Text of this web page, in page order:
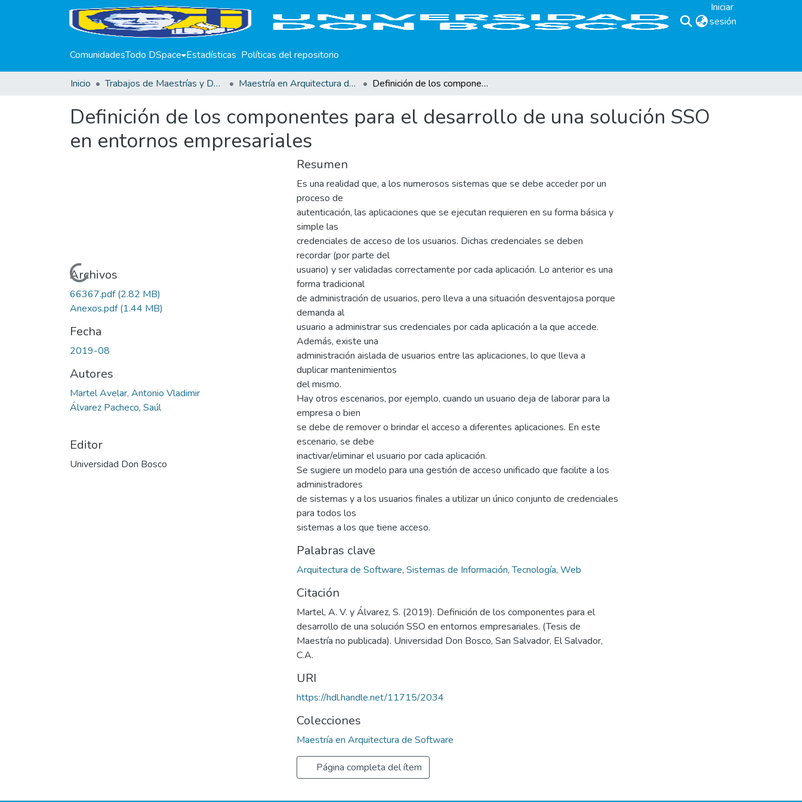
Iniciar
sesión
ComunidadesTodo DSpace Estadísticas Políticas del repositorio
Inicio Trabajos de Maestrías y Doctorados Maestría en Arquitectura de Software Definición de los componentes para el desarrollo de una solución SSO en entornos empresariales
Definición de los componentes para el desarrollo de una solución SSO
en entornos empresariales
Cargando...
Archivos
66367.pdf(2.82 MB)
Anexos.pdf(1.44 MB)
Fecha
2019-08
Autores
Martel Avelar, Antonio Vladimir
Álvarez Pacheco, Saúl
Editor
Universidad Don Bosco
Resumen
Es una realidad que, a los numerosos sistemas que se debe acceder por un
proceso de
autenticación, las aplicaciones que se ejecutan requieren en su forma básica y
simple las
credenciales de acceso de los usuarios. Dichas credenciales se deben
recordar (por parte del
usuario) y ser validadas correctamente por cada aplicación. Lo anterior es una
forma tradicional
de administración de usuarios, pero lleva a una situación desventajosa porque
demanda al
usuario a administrar sus credenciales por cada aplicación a la que accede.
Además, existe una
administración aislada de usuarios entre las aplicaciones, lo que lleva a
duplicar mantenimientos
del mismo.
Hay otros escenarios, por ejemplo, cuando un usuario deja de laborar para la
empresa o bien
se debe de remover o brindar el acceso a diferentes aplicaciones. En este
escenario, se debe
inactivar/eliminar el usuario por cada aplicación.
Se sugiere un modelo para una gestión de acceso unificado que facilite a los
administradores
de sistemas y a los usuarios finales a utilizar un único conjunto de credenciales
para todos los
sistemas a los que tiene acceso.
Palabras clave
Arquitectura de Software, Sistemas de Información,Tecnología, Web
Citación
Martel, A. V. y Álvarez, S. (2019). Definición de los componentes para el
desarrollo de una solución SSO en entornos empresariales. (Tesis de
Maestría no publicada). Universidad Don Bosco, San Salvador, El Salvador,
C.A.
URI
https://hdl.handle.net/11715/2034
Colecciones
Maestría en Arquitectura de Software
Página completa del ítem